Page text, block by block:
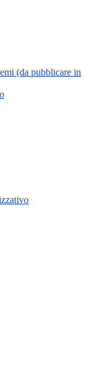
(da pubblicare in